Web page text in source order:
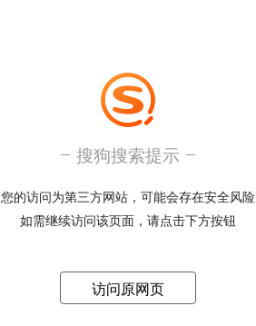
搜狗搜索提示
您的访问为第三方网站，可能会存在安全风险
如需继续访问该页面，请点击下方按钮
访问原网页